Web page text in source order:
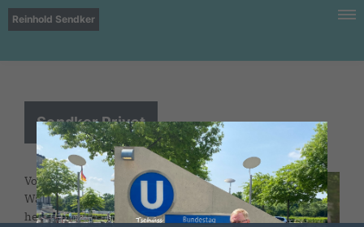
Reinhold Sendker
Sendker Privat
Vor 66 Jahren wurde ich im Kreis
Warendorf geboren und bin bis
heute hier zu Hause. Mit meiner